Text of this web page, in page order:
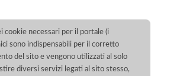
cookie necessari per il portale (i
sono indispensabili per il corretto
del sito e vengono utilizzati al solo
diversi servizi legati al sito stesso,